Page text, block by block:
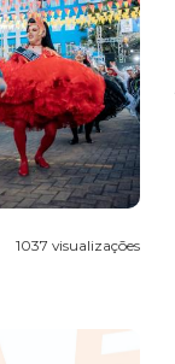
1037 visualizações